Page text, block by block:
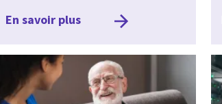
En savoir plus